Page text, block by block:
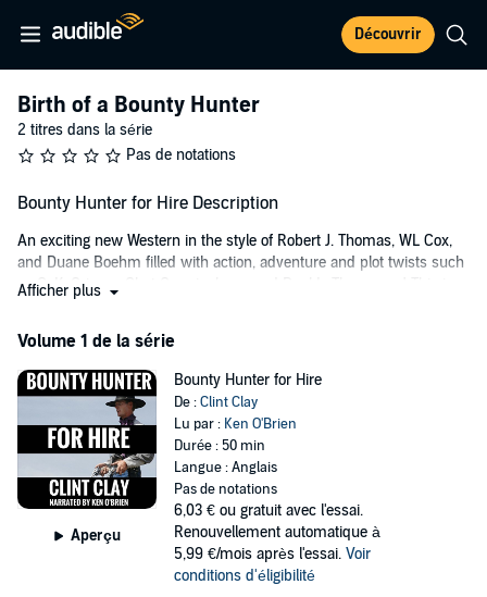
Découvrir
Birth of a Bounty Hunter
2 titres dans la série
Pas de notations
Bounty Hunter for Hire Description
An exciting new Western in the style of Robert J. Thomas, WL Cox,
and Duane Boehm filled with action, adventure and plot twists such
as C. K. Crigger, Chet Cunningham, and Paul L. Thompson! This is a
soldier returning from the Civil War finds himself thrown into a world
of danger, corruption and crime as he struggles to reinvent himself.
When his neighbors' farm is burned to the ground and all are killed -
he finds his new destiny as a bounty hunter.
This exciting new action-adventure Western from Clint Clay takes
the listener on one man's journey as a boy who went to war - and
survived to come home as a man. But will he claim the ultimate
reward he wants so badly - a new life?
Afficher plus
Volume 1 de la série
Aperçu
Bounty Hunter for Hire
De :Clint Clay
Lu par : Ken O'Brien
Durée : 50 min
Langue : Anglais
Pas de notations
6,03 € ou gratuit avec l'essai.
Renouvellement automatique à
5,99 €/mois après l'essai. Voir
conditions d'éligibilité